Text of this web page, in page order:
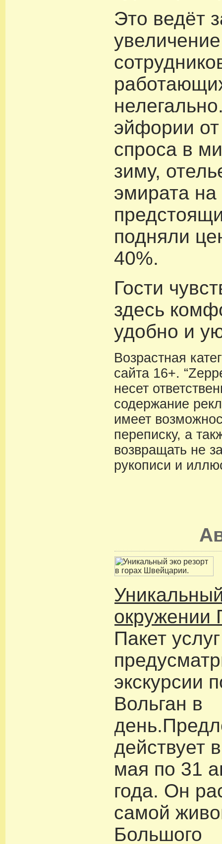
Это ведёт
эйфории от
спроса в
зиму,
эмирата на
подняли
40%.
Гости
здесь
удобно и
Возрастная
сайта 16+.
несет
содержание
имеет
переписку, а
возвращать не
рукописи и
окружении
Пакет услуг
экскурсии
Вольган в
действует
мая по 31
года. Он
самой
Большого